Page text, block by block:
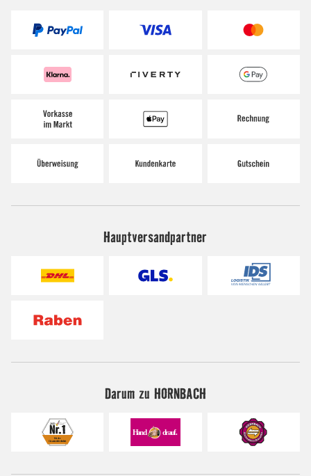
Hauptversandpartner
Darum zu HORNBACH